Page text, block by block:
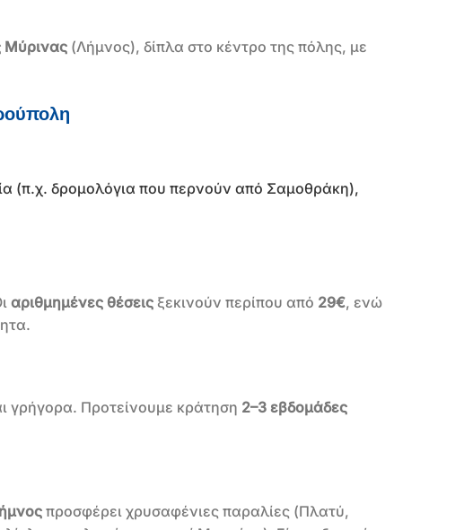
Μύρινας(Λήμνος), δίπλα στο κέντρο της πόλης, με
(π.χ. δρομολόγια που περνούν από Σαμοθράκη),
αριθμημένες θέσειςξεκινούν περίπου από 29€, ενώ
γρήγορα. Προτείνουμε κράτηση 2–3 εβδομάδες
προσφέρει χρυσαφένιες παραλίες (Πλατύ,